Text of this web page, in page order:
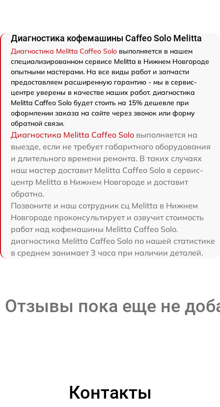
Диагностика кофемашины Caffeo Solo Melitta
Диагностика Melitta Caffeo Solo выполняется в нашем
специализированном сервисе Melitta в Нижнем Новгороде
опытными мастерами. На все виды работ и запчасти
предоставляем расширенную гарантию - мы в сервис-
центре уверены в качестве наших работ. диагностика
Melitta Caffeo Solo будет стоить на 15% дешевле при
оформлении заказа на сайте через звонок или форму
обратной связи.
Диагностика Melitta Caffeo Solo выполняется на
выезде, если не требует габаритного оборудования
и длительного времени ремонта. В таких случаях
наш мастер доставит Melitta Caffeo Solo в сервис-
центр Melitta в Нижнем Новгороде и доставит
обратно.
Позвоните и наш сотрудник сц Melitta в Нижнем
Новгороде проконсультирует и озвучит стоимость
работ над кофемашины Melitta Caffeo Solo.
диагностика Melitta Caffeo Solo по нашей статистике
в среднем занимает 3 часа при наличии деталей.
Отзывы пока еще не
Контакты